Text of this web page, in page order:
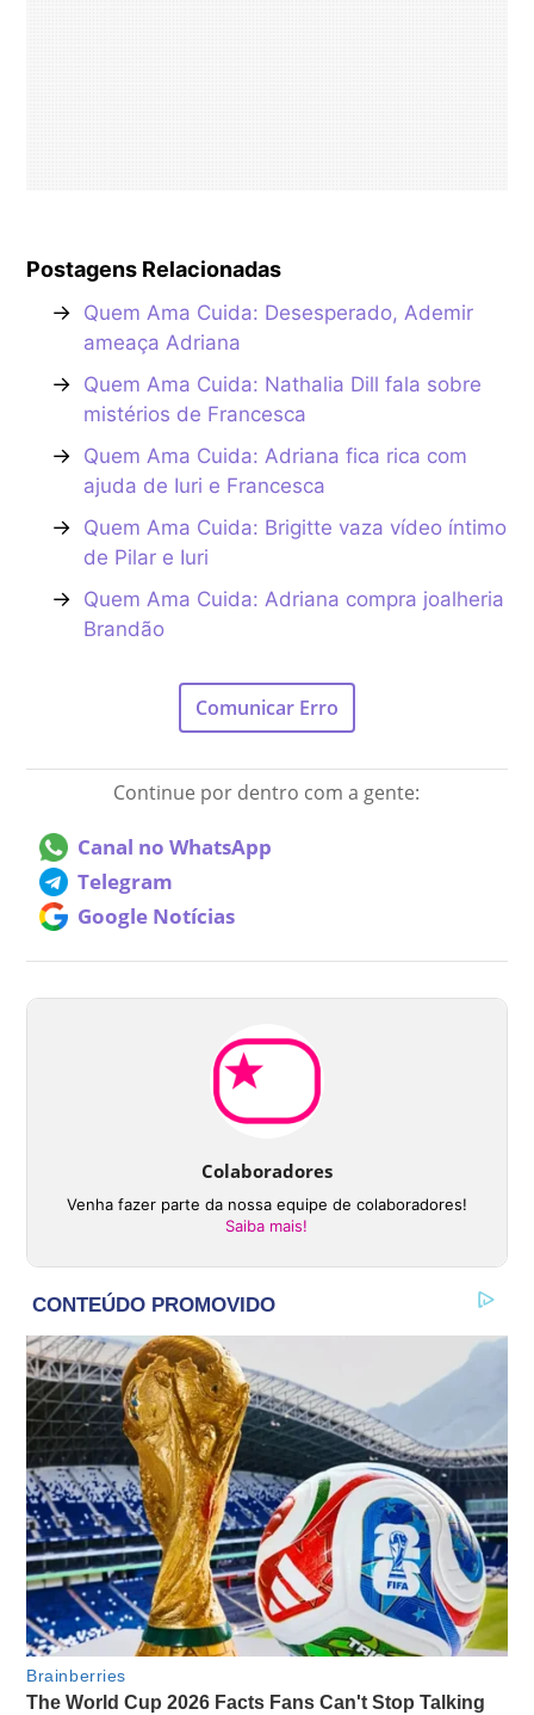
Postagens Relacionadas
→ Quem Ama Cuida: Desesperado, Ademir
ameaça Adriana
→ Quem Ama Cuida: Nathalia Dill fala sobre
mistérios de Francesca
→ Quem Ama Cuida: Adriana fica rica com
ajuda de Iuri e Francesca
→ Quem Ama Cuida: Brigitte vaza vídeo íntimo
de Pilar e Iuri
→ Quem Ama Cuida: Adriana compra joalheria
Brandão
Comunicar Erro
Continue por dentro com a gente:
Canal no WhatsApp
Telegram
Google Notícias
Colaboradores
Venha fazer parte da nossa equipe de colaboradores!
Saiba mais!